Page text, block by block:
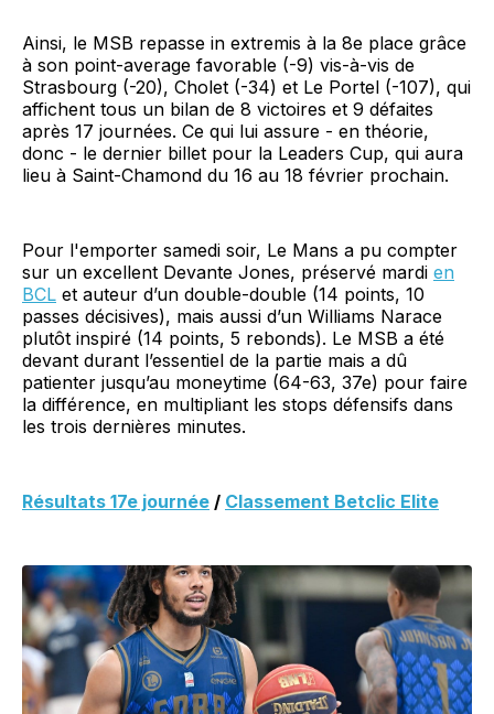
Ainsi, le MSB repasse in extremis à la 8e place grâce
à son point-average favorable (-9) vis-à-vis de
Strasbourg (-20), Cholet (-34) et Le Portel (-107), qui
affichent tous un bilan de 8 victoires et 9 défaites
après 17 journées. Ce qui lui assure - en théorie,
donc - le dernier billet pour la Leaders Cup, qui aura
lieu à Saint-Chamond du 16 au 18 février prochain.
Pour l'emporter samedi soir, Le Mans a pu compter
sur un excellent Devante Jones, préservé mardi en
BCL et auteur d’un double-double (14 points, 10
passes décisives), mais aussi d’un Williams Narace
plutôt inspiré (14 points, 5 rebonds). Le MSB a été
devant durant l’essentiel de la partie mais a dû
patienter jusqu’au moneytime (64-63, 37e) pour faire
la différence, en multipliant les stops défensifs dans
les trois dernières minutes.
Résultats 17e journée / Classement Betclic Elite